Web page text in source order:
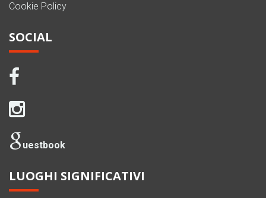
Cookie Policy
SOCIAL
uestbook
LUOGHI SIGNIFICATIVI